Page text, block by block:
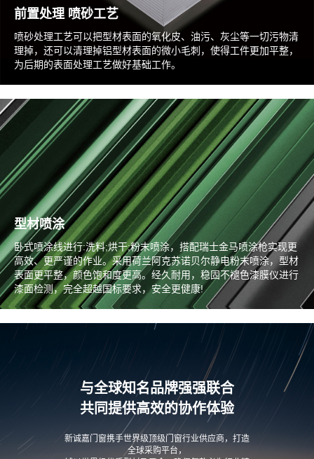
前置处理 喷砂工艺
喷砂处理工艺可以把型材表面的氧化皮、油污、灰尘等一切污物清
理掉，还可以清理掉铝型材表面的微小毛刺，使得工件更加平整，
为后期的表面处理工艺做好基础工作。
型材喷涂
卧式喷涂线进行:洗料;烘干;粉末喷涂，搭配瑞士金马喷涂枪实现更
高效、更严谨的作业。采用荷兰阿克苏诺贝尔静电粉末喷涂，型材
表面更平整，颜色饱和度更高。经久耐用，稳固不褪色漆膜仪进行
漆面检测，完全超越国标要求，安全更健康!
与全球知名品牌强强联合
共同提供高效的协作体验
新诚嘉门窗携手世界级顶级门窗行业供应商，打造
全球采购平台，